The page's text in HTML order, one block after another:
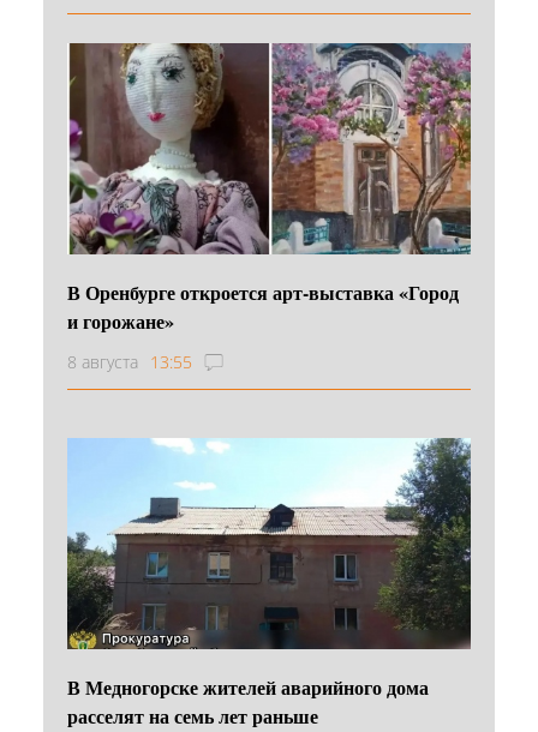
В Оренбурге откроется арт-выставка «Город
и горожане»
8 августа 13:55
В Медногорске жителей аварийного дома
расселят на семь лет раньше